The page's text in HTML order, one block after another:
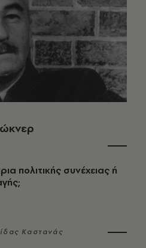
πολιτικής συνέχειας ή
Καστανάς